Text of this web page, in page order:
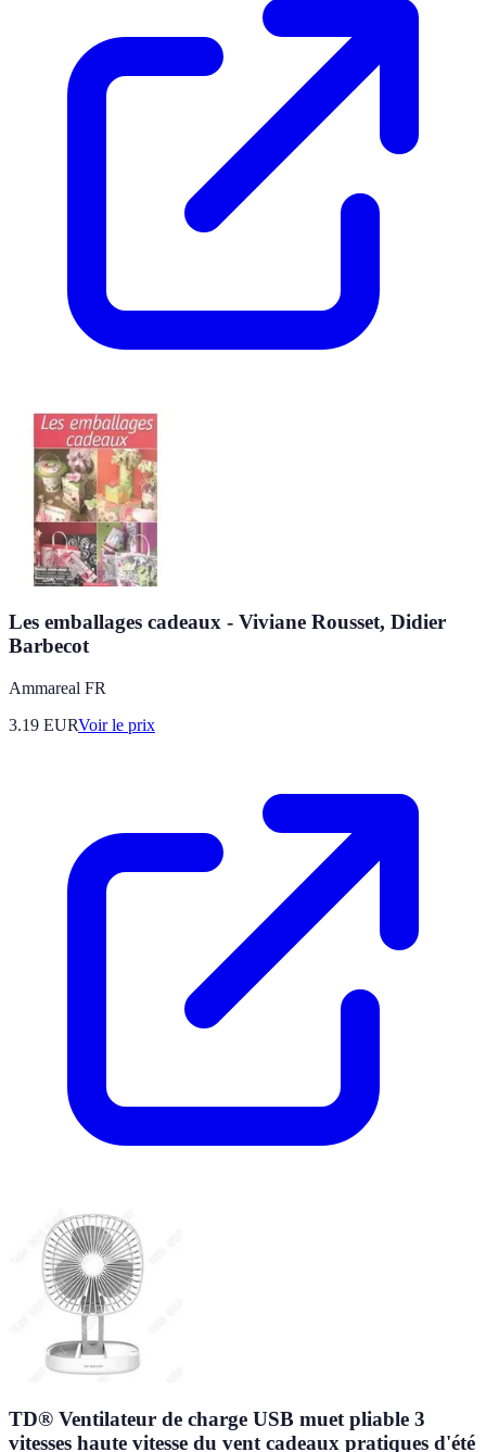
Les emballages cadeaux - Viviane Rousset, Didier
Barbecot
Ammareal FR
3.19 EURVoir le prix
TD® Ventilateur de charge USB muet pliable 3
vitesses haute vitesse du vent cadeaux pratiques d'été